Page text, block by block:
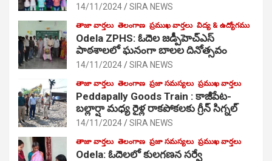
14/11/2024 SIRA NEWS
తాజా వార్తలు తెలంగాణ ప్రముఖ వార్తలు విద్య & ఉద్యోగము
Odela ZPHS: ఓదెల జ‌డ్పీహెచ్ఎస్
పాఠ‌శాల‌లో ఘనంగా బాలల దినోత్సవం
14/11/2024 SIRA NEWS
తాజా వార్తలు తెలంగాణ ప్రజా సమస్యలు ప్రముఖ వార్తలు
Peddapally Goods Train : కాజీపేట-
బల్లార్షా మధ్య రైళ్ల రాకపోకలకు గ్రీన్ సిగ్నల్
14/11/2024 SIRA NEWS
తాజా వార్తలు తెలంగాణ ప్రజా సమస్యలు ప్రముఖ వార్తలు
Odela: ఓదెలలో కులగణన సర్వే